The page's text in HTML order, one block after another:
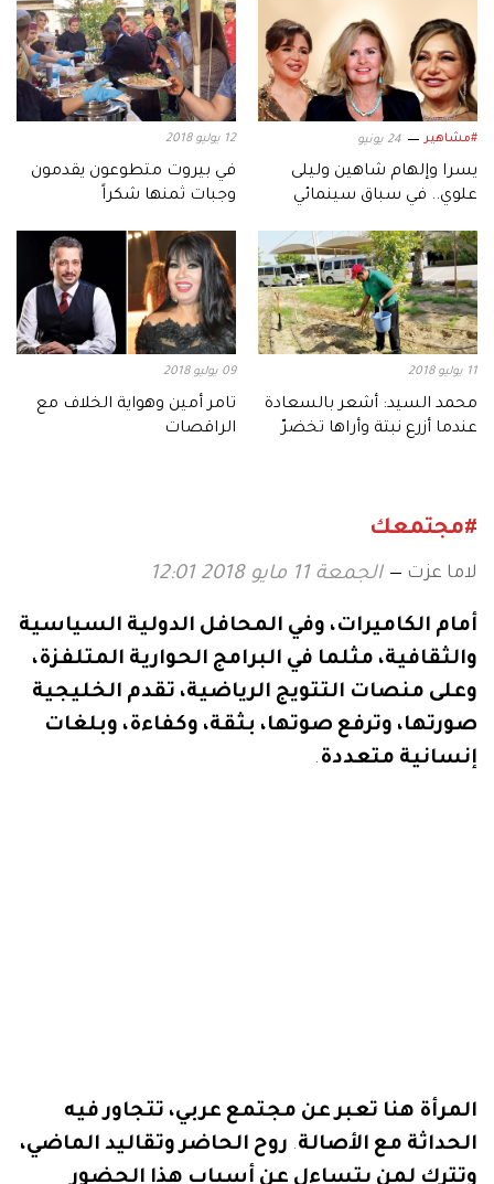
#مشاهير 24 يونيو
يسرا وإلهام شاهين وليلى
علوي.. في سباق سينمائي
12 يوليو 2018
في بيروت متطوعون يقدمون
وجبات ثمنها شكراً
11 يوليو 2018
محمد السيد: أشعر بالسعادة
عندما أزرع نبتة وأراها تخضرّ
09 يوليو 2018
تامر أمين وهواية الخلاف مع
الراقصات
#مجتمعك
لاما عزت الجمعة 11 مايو 2018 12:01
أمام الكاميرات، وفي المحافل الدولية السياسية
والثقافية، مثلما في البرامج الحوارية المتلفزة،
وعلى منصات التتويج الرياضية، تقدم الخليجية
صورتها، وترفع صوتها، بثقة، وكفاءة، وبلغات
إنسانية متعددة .
المرأة هنا تعبر عن مجتمع عربي، تتجاور فيه
الحداثة مع الأصالة. روح الحاضر وتقاليد الماضي،
وتترك لمن يتساءل عن أسباب هذا الحضور